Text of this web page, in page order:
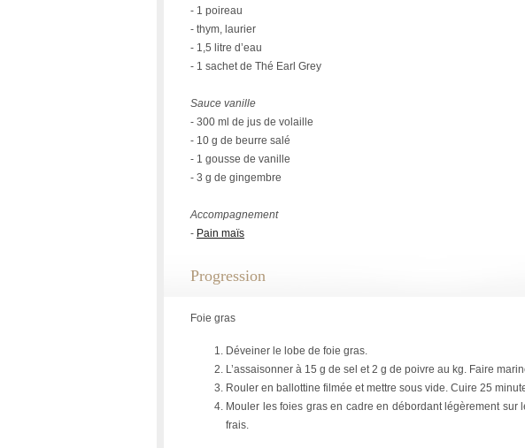
- 1 poireau
- thym, laurier
- 1,5 litre d’eau
- 1 sachet de Thé Earl Grey
Sauce vanille
- 300 ml de jus de volaille
- 10 g de beurre salé
- 1 gousse de vanille
- 3 g de gingembre
Accompagnement
- Pain maïs
Progression
Foie gras
Déveiner le lobe de foie gras.
L’assaisonner à 15 g de sel et 2 g de poivre au kg. Faire
Rouler en ballottine filmée et mettre sous vide. Cuire 25
Mouler les foies gras en cadre en débordant légèrement sur
frais.